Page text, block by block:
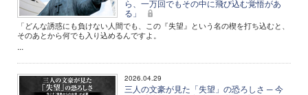
ら、一万回でもその中に飛び込む覚悟があ
る」
「どんな誘惑にも負けない人間でも、この『失望』という名の楔を打ち込むと、
そのあとから何でも入り込めるんですよ。
...
2026.04.29
三人の文豪が見た「失望」の恐ろしさ ─ 今